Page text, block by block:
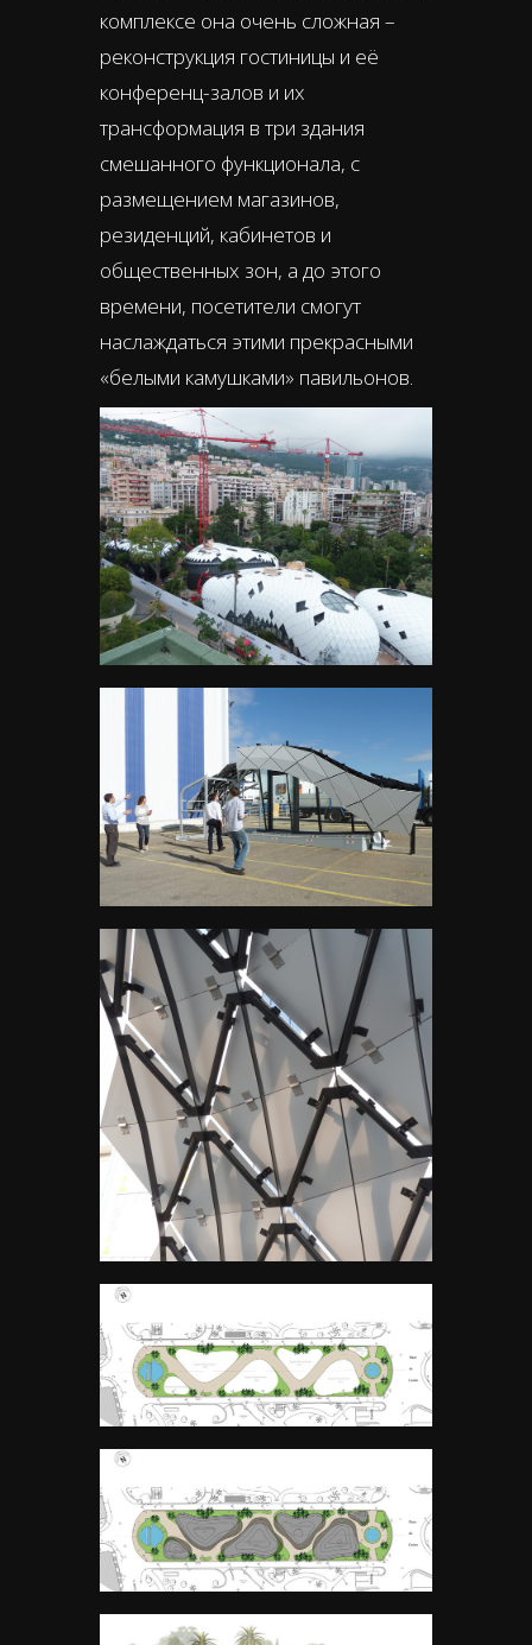
комплексе она очень сложная –
реконструкция гостиницы и её
конференц-залов и их
трансформация в три здания
смешанного функционала, с
размещением магазинов,
резиденций, кабинетов и
общественных зон, а до этого
времени, посетители смогут
наслаждаться этими прекрасными
«белыми камушками» павильонов.